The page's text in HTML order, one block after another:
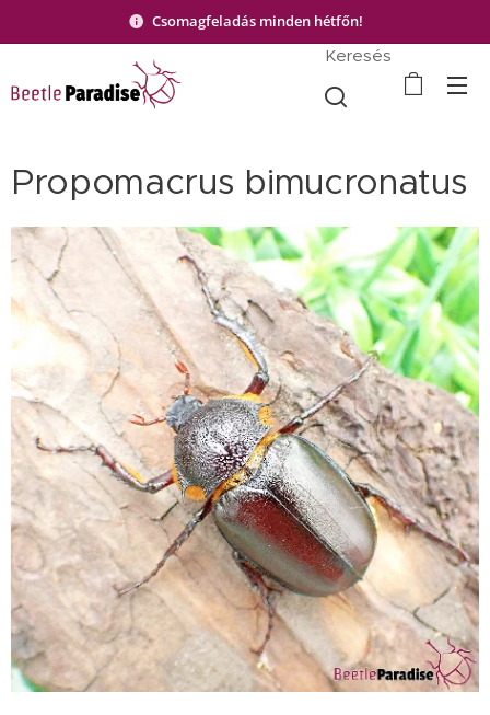
Csomagfeladás minden hétfőn!
Keresés
Propomacrus bimucronatus